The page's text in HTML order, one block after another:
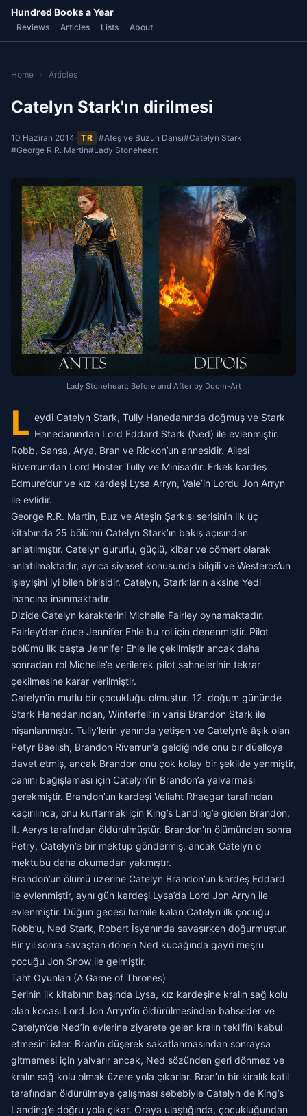
Hundred Books a Year
Reviews Articles Lists About
Home › Articles
Catelyn Stark'ın dirilmesi
10 Haziran 2014· TR ·#Ateş ve Buzun Dansı#Catelyn Stark
#George R.R. Martin#Lady Stoneheart
Lady Stoneheart: Before and After by Doom-Art
L eydi Catelyn Stark, Tully Hanedanında doğmuş ve Stark
Hanedanından Lord Eddard Stark (Ned) ile evlenmiştir.
Robb, Sansa, Arya, Bran ve Rickon’un annesidir. Ailesi
Riverrun’dan Lord Hoster Tully ve Minisa’dır. Erkek kardeş
Edmure’dur ve kız kardeşi Lysa Arryn, Vale’in Lordu Jon Arryn
ile evlidir.
George R.R. Martin, Buz ve Ateşin Şarkısı serisinin ilk üç
kitabında 25 bölümü Catelyn Stark’ın bakış açısından
anlatılmıştır. Catelyn gururlu, güçlü, kibar ve cömert olarak
anlatılmaktadır, ayrıca siyaset konusunda bilgili ve Westeros’un
işleyişini iyi bilen birisidir. Catelyn, Stark’ların aksine Yedi
inancına inanmaktadır.
Dizide Catelyn karakterini Michelle Fairley oynamaktadır,
Fairley’den önce Jennifer Ehle bu rol için denenmiştir. Pilot
bölümü ilk başta Jennifer Ehle ile çekilmiştir ancak daha
sonradan rol Michelle’e verilerek pilot sahnelerinin tekrar
çekilmesine karar verilmiştir.
Catelyn’in mutlu bir çocukluğu olmuştur. 12. doğum gününde
Stark Hanedanından, Winterfell’in varisi Brandon Stark ile
nişanlanmıştır. Tully’lerin yanında yetişen ve Catelyn’e âşık olan
Petyr Baelish, Brandon Riverrun’a geldiğinde onu bir düelloya
davet etmiş, ancak Brandon onu çok kolay bir şekilde yenmiştir,
canını bağışlaması için Catelyn’in Brandon’a yalvarması
gerekmiştir. Brandon’un kardeşi Veliaht Rhaegar tarafından
kaçırılınca, onu kurtarmak için King’s Landing’e giden Brandon,
II. Aerys tarafından öldürülmüştür. Brandon’ın ölümünden sonra
Petry, Catelyn’e bir mektup göndermiş, ancak Catelyn o
mektubu daha okumadan yakmıştır.
Brandon’un ölümü üzerine Catelyn Brandon’un kardeş Eddard
ile evlenmiştir, aynı gün kardeşi Lysa’da Lord Jon Arryn ile
evlenmiştir. Düğün gecesi hamile kalan Catelyn ilk çocuğu
Robb’u, Ned Stark, Robert İsyanında savaşırken doğurmuştur.
Bir yıl sonra savaştan dönen Ned kucağında gayri meşru
çocuğu Jon Snow ile gelmiştir.
Taht Oyunları (A Game of Thrones)
Serinin ilk kitabının başında Lysa, kız kardeşine kralın sağ kolu
olan kocası Lord Jon Arryn’in öldürülmesinden bahseder ve
Catelyn’de Ned’in evlerine ziyarete gelen kralın teklifini kabul
etmesini ister. Bran’ın düşerek sakatlanmasından sonraysa
gitmemesi için yalvarır ancak, Ned sözünden geri dönmez ve
kralın sağ kolu olmak üzere yola çıkarlar. Bran’ın bir kiralık katil
tarafından öldürülmeye çalışması sebebiyle Catelyn de King’s
Landing’e doğru yola çıkar. Oraya ulaştığında, çocukluğundan